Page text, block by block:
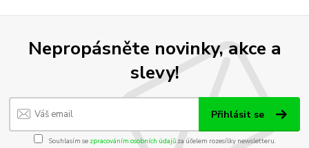
Nepropásněte novinky, akce a
slevy!
Přihlásit se
Souhlasím se zpracováním osobních údajůza účelem rozesílky newsletteru.